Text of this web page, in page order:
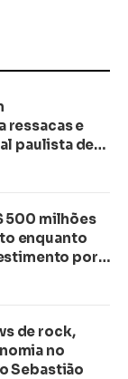
ressacas e
paulista de
500 milhões
enquanto
por
de rock,
no
Sebastião